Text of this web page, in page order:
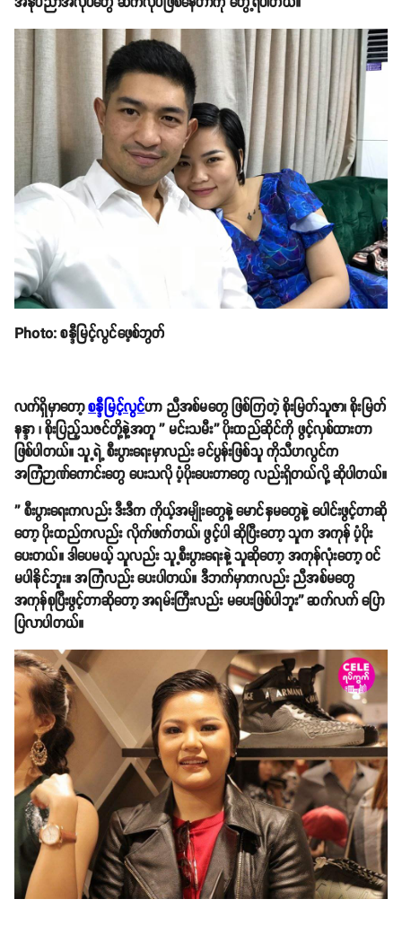
Photo: စန္ဒီမြင့်လွင်ဖေ့စ်ဘွတ်
လက်ရှိမှာတော့စန္ဒီမြင့်လွင်ဟာ ညီအစ်မတွေ ဖြစ်ကြတဲ့ စိုးမြတ်သူဇာ၊ စိုးမြတ်
နန္ဒာ ၊ စိုးပြည့်သဇင်တို့နဲ့အတူ '' မင်းသမီး'' ပိုးထည်ဆိုင်ကို ဖွင့်လှစ်ထားတာ
ဖြစ်ပါတယ်။ သူ့ရဲ့ စီးပွားရေးမှာလည်း ခင်ပွန်းဖြစ်သူ ကိုသီဟလွင်က
အကြံဉာဏ်ကောင်းတွေ ပေးသလို ပံ့ပိုးပေးတာတွေ လည်းရှိတယ်လို့ ဆိုပါတယ်။
'' စီးပွားရေးကလည်း ဒီးဒီက ကိုယ့်အမျိုးတွေနဲ့ မောင်နှမတွေနဲ့ ပေါင်းဖွင့်တာဆို
တော့ ပိုးထည်ကလည်း လိုက်ဖက်တယ်၊ ဖွင့်ပါ ဆိုပြီးတော့ သူက အကုန် ပံ့ပိုး
ပေးတယ်။ ဒါပေမယ့် သူလည်း သူ့စီးပွားရေးနဲ့ သူဆိုတော့ အကုန်လုံးတော့ ဝင်
မပါနိုင်ဘူး။ အကြံလည်း ပေးပါတယ်။ ဒီဘက်မှာကလည်း ညီအစ်မတွေ
အကုန်စုပြီးဖွင့်တာဆိုတော့ အရမ်းကြီးလည်း မပေးဖြစ်ပါဘူး'' ဆက်လက် ပြော
ပြလာပါတယ်။